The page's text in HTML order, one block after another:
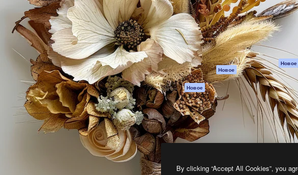
Генератор видео
ИИ
Генератор голоса
на основе ИИ
Стоковый контент
MCP для
Claude/ChatGPT
Новое
Агенты Новое
API
Мобильное
приложение
Все инструменты
поддержки
Условия и
положения
Политика
Оригиналы Новое
Политика файлов
cookie
Центр доверия
Партнеры
Предприятие
By clicking “Accept All Cookies”, you